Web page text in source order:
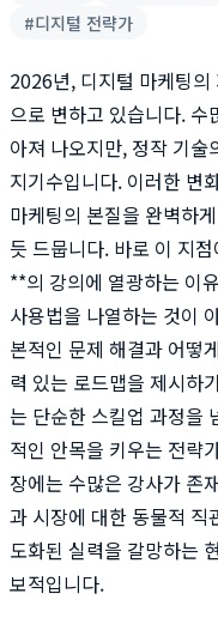
#디지털 전략가
2026년, 디지털 마케팅
으로 변하고 있습니다. 수
아져 나오지만, 정작 기
지기수입니다. 이러한 변
마케팅의 본질을 완벽하
듯 드뭅니다. 바로 이 지
**의 강의에 열광하는 이
사용법을 나열하는 것이
본적인 문제 해결과 어떻
력 있는 로드맵을 제시하
는 단순한 스킬업 과정을
적인 안목을 키우는 전략
장에는 수많은 강사가 존
과 시장에 대한 동물적 직
도화된 실력을 갈망하는
보적입니다.